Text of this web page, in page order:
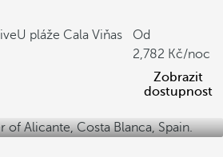
U pláže Cala Viňas
Od
2,782
/noc
Zobrazit
dostupnost